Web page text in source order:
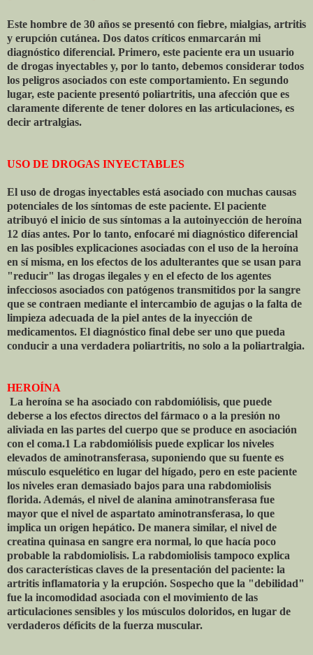
Este hombre de 30 años se presentó con fiebre, mialgias, artritis
y erupción cutánea. Dos datos críticos enmarcarán mi
diagnóstico diferencial. Primero, este paciente era un usuario
de drogas inyectables y, por lo tanto, debemos considerar todos
los peligros asociados con este comportamiento. En segundo
lugar, este paciente presentó poliartritis, una afección que es
claramente diferente de tener dolores en las articulaciones, es
decir artralgias.
USO DE DROGAS INYECTABLES
El uso de drogas inyectables está asociado con muchas causas
potenciales de los síntomas de este paciente. El paciente
atribuyó el inicio de sus síntomas a la autoinyección de heroína
12 días antes. Por lo tanto, enfocaré mi diagnóstico diferencial
en las posibles explicaciones asociadas con el uso de la heroína
en sí misma, en los efectos de los adulterantes que se usan para
"reducir" las drogas ilegales y en el efecto de los agentes
infecciosos asociados con patógenos transmitidos por la sangre
que se contraen mediante el intercambio de agujas o la falta de
limpieza adecuada de la piel antes de la inyección de
medicamentos. El diagnóstico final debe ser uno que pueda
conducir a una verdadera poliartritis, no solo a la poliartralgia.
HEROÍNA
La heroína se ha asociado con rabdomiólisis, que puede
deberse a los efectos directos del fármaco o a la presión no
aliviada en las partes del cuerpo que se produce en asociación
con el coma.1 La rabdomiólisis puede explicar los niveles
elevados de aminotransferasa, suponiendo que su fuente es
músculo esquelético en lugar del hígado, pero en este paciente
los niveles eran demasiado bajos para una rabdomiolisis
florida. Además, el nivel de alanina aminotransferasa fue
mayor que el nivel de aspartato aminotransferasa, lo que
implica un origen hepático. De manera similar, el nivel de
creatina quinasa en sangre era normal, lo que hacía poco
probable la rabdomiolisis. La rabdomiolisis tampoco explica
dos características claves de la presentación del paciente: la
artritis inflamatoria y la erupción. Sospecho que la "debilidad"
fue la incomodidad asociada con el movimiento de las
articulaciones sensibles y los músculos doloridos, en lugar de
verdaderos déficits de la fuerza muscular.